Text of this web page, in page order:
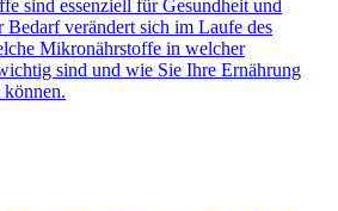
sind essenziell für Gesundheit und
verändert sich im Laufe des
Mikronährstoffe in welcher
sind und wie Sie Ihre Ernährung
können.